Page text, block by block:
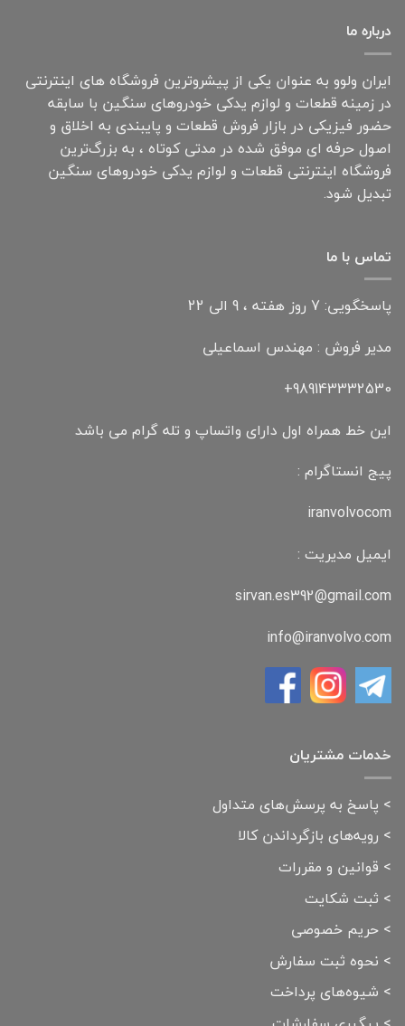
درباره ما
ایران ولوو به عنوان یکی از پیشروترین فروشگاه های اینترنتی
در زمینه قطعات و لوازم یدکی خودروهای سنگین با سابقه
حضور فیزیکی در بازار فروش قطعات و پایبندی به اخلاق و
اصول حرفه ای موفق شده در مدتی کوتاه ، به بزرگ‌ترین
فروشگاه اینترنتی قطعات و لوازم یدکی خودروهای سنگین
تبدیل شود.
تماس با ما
پاسخگویی: 7 روز هفته ، 9 الی 22
مدیر فروش : مهندس اسماعیلی
989143332530+
این خط همراه اول دارای واتساپ و تله گرام می باشد
پیج انستاگرام :
iranvolvocom
ایمیل مدیریت :
sirvan.es392@gmail.com
info@iranvolvo.com
خدمات مشتریان
> پاسخ به پرسش‌های متداول
> رویه‌های بازگرداندن کالا
> قوانین و مقررات
> ثبت شکایت
> حریم خصوصی
> نحوه ثبت سفارش
> شیوه‌های پرداخت